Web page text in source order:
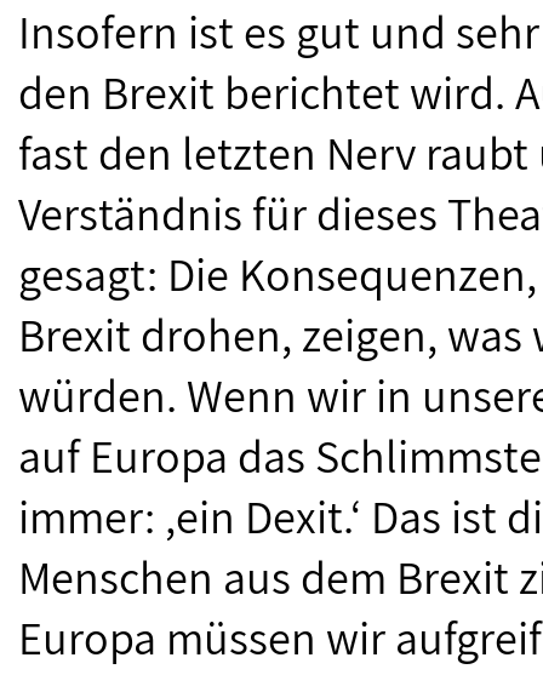
Insofern ist es gut und
den Brexit berichtet wird.
fast den letzten Nerv
Verständnis für dieses
gesagt: Die
Brexit drohen, zeigen,
würden. Wenn wir in
auf Europa das
immer: ,ein Dexit.‘ Das ist
Menschen aus dem Brexit
Europa müssen wir